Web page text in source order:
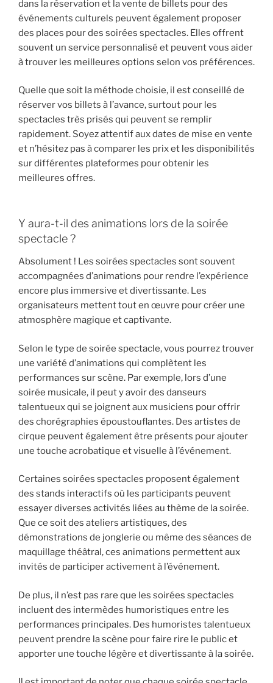
dans la réservation et la vente de billets pour des
événements culturels peuvent également proposer
des places pour des soirées spectacles. Elles offrent
souvent un service personnalisé et peuvent vous aider
à trouver les meilleures options selon vos préférences.
Quelle que soit la méthode choisie, il est conseillé de
réserver vos billets à l’avance, surtout pour les
spectacles très prisés qui peuvent se remplir
rapidement. Soyez attentif aux dates de mise en vente
et n’hésitez pas à comparer les prix et les disponibilités
sur différentes plateformes pour obtenir les
meilleures offres.
Y aura-t-il des animations lors de la soirée
spectacle ?
Absolument ! Les soirées spectacles sont souvent
accompagnées d’animations pour rendre l’expérience
encore plus immersive et divertissante. Les
organisateurs mettent tout en œuvre pour créer une
atmosphère magique et captivante.
Selon le type de soirée spectacle, vous pourrez trouver
une variété d’animations qui complètent les
performances sur scène. Par exemple, lors d’une
soirée musicale, il peut y avoir des danseurs
talentueux qui se joignent aux musiciens pour offrir
des chorégraphies époustouflantes. Des artistes de
cirque peuvent également être présents pour ajouter
une touche acrobatique et visuelle à l’événement.
Certaines soirées spectacles proposent également
des stands interactifs où les participants peuvent
essayer diverses activités liées au thème de la soirée.
Que ce soit des ateliers artistiques, des
démonstrations de jonglerie ou même des séances de
maquillage théâtral, ces animations permettent aux
invités de participer activement à l’événement.
De plus, il n’est pas rare que les soirées spectacles
incluent des intermèdes humoristiques entre les
performances principales. Des humoristes talentueux
peuvent prendre la scène pour faire rire le public et
apporter une touche légère et divertissante à la soirée.